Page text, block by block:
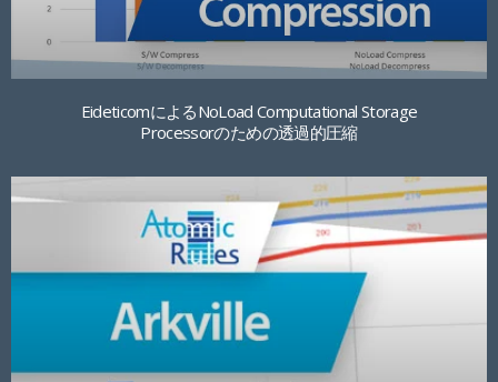
EideticomによるNoLoad Computational Storage
Processorのための透過的圧縮